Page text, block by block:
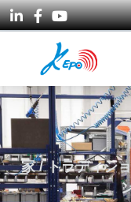
家/トラディシ